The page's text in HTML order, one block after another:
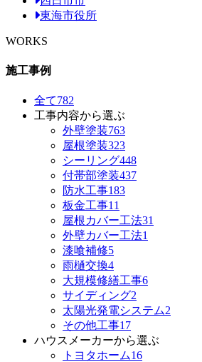
東海市役所
WORKS
施工事例
全て782
工事内容から選ぶ
外壁塗装763
屋根塗装323
シーリング448
付帯部塗装437
防水工事183
板金工事11
屋根カバー工法31
外壁カバー工法1
漆喰補修5
雨樋交換4
大規模修繕工事6
サイディング2
太陽光発電システム2
その他工事17
ハウスメーカーから選ぶ
トヨタホーム16